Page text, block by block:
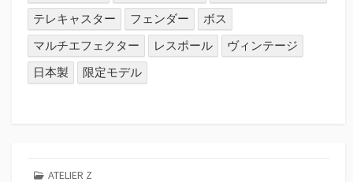
テレキャスター
フェンダー
ボス
マルチエフェクター
レスポール
ヴィンテージ
日本製
限定モデル
ATELIER Z